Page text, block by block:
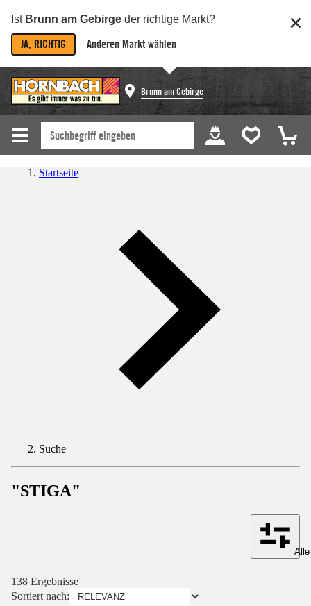
Ist Brunn am Gebirge der richtige Markt?
JA, RICHTIG Anderen Markt wählen
Brunn am Gebirge
Startseite
Suche
"STIGA"
138 Ergebnisse
Sortiert nach: